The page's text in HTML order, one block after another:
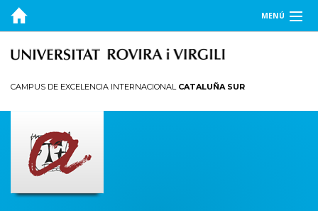
MENÚ
EL DEPARTAMENTO
INVESTIGACIÓN
PUBLICACIONES
TRANSFERENCIA
CAMPUS DE EXCELENCIA INTERNACIONAL CATALUÑA SUR